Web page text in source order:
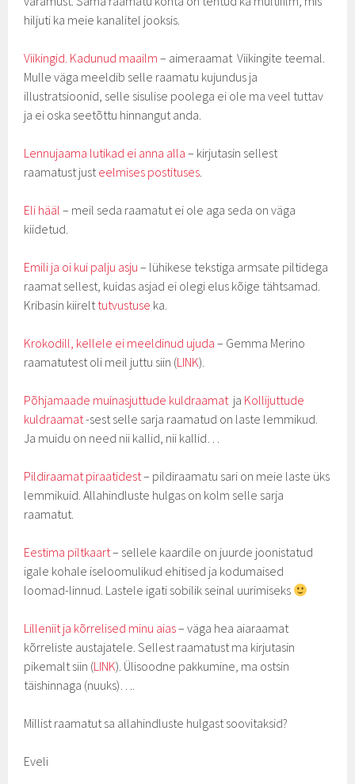
hiljuti ka meie kanalitel jooksis.
Viikingid. Kadunud maailm – aimeraamat Viikingite teemal.
Mulle väga meeldib selle raamatu kujundus ja
illustratsioonid, selle sisulise poolega ei ole ma veel tuttav
ja ei oska seetõttu hinnangut anda.
Lennujaama lutikad ei anna alla – kirjutasin sellest
raamatust justeelmises postituses.
Eli hääl – meil seda raamatut ei ole aga seda on väga
kiidetud.
Emili ja oi kui palju asju – lühikese tekstiga armsate piltidega
raamat sellest, kuidas asjad ei olegi elus kõige tähtsamad.
Kribasin kiirelttutvustuse ka.
Krokodill, kellele ei meeldinud ujuda – Gemma Merino
raamatutest oli meil juttu siin (LINK).
Põhjamaade muinasjuttude kuldraamatja Kollijuttude
kuldraamat-sest selle sarja raamatud on laste lemmikud.
Ja muidu on need nii kallid, nii kallid…
Pildiraamat piraatidest– pildiraamatu sari on meie laste üks
lemmikuid. Allahindluste hulgas on kolm selle sarja
raamatut.
Eestima piltkaart– sellele kaardile on juurde joonistatud
igale kohale iseloomulikud ehitised ja kodumaised
loomad-linnud. Lastele igati sobilik seinal uurimiseks
Lilleniit ja kõrrelised minu aias– väga hea aiaraamat
kõrreliste austajatele. Sellest raamatust ma kirjutasin
pikemalt siin (LINK). Ülisoodne pakkumine, ma ostsin
täishinnaga (nuuks)….
Millist raamatut sa allahindluste hulgast soovitaksid?
Eveli